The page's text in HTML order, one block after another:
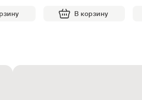
В корзину